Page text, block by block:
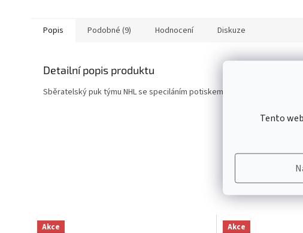
Tento
Akce Akce
Popis Podobné (9) Hodnocení Diskuze
Detailní popis produktu
Sběratelský puk týmu NHL se speciláním potiskem barev týmu a loga na